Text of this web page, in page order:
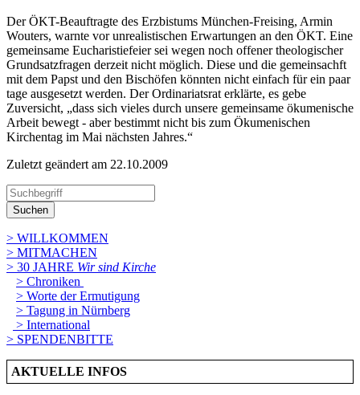
Der ÖKT-Beauftragte des Erzbistums München-Freising, Armin
Wouters, warnte vor unrealistischen Erwartungen an den ÖKT. Eine
gemeinsame Eucharistiefeier sei wegen noch offener theologischer
Grundsatzfragen derzeit nicht möglich. Diese und die gemeinsachft
mit dem Papst und den Bischöfen könnten nicht einfach für ein paar
tage ausgesetzt werden. Der Ordinariatsrat erklärte, es gebe
Zuversicht, „dass sich vieles durch unsere gemeinsame ökumenische
Arbeit bewegt - aber bestimmt nicht bis zum Ökumenischen
Kirchentag im Mai nächsten Jahres.“
Zuletzt geändert am 22­.10.2009
Suchen
> WILLKOMMEN
> MITMACHEN
> 30 JAHRE Wir sind Kirche
> Chroniken
> Worte der Ermutigung
> Tagung in Nürnberg
> International
> SPENDENBITTE
AKTUELLE INFOS